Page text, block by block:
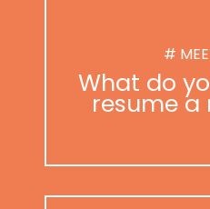
#
What do
resume a